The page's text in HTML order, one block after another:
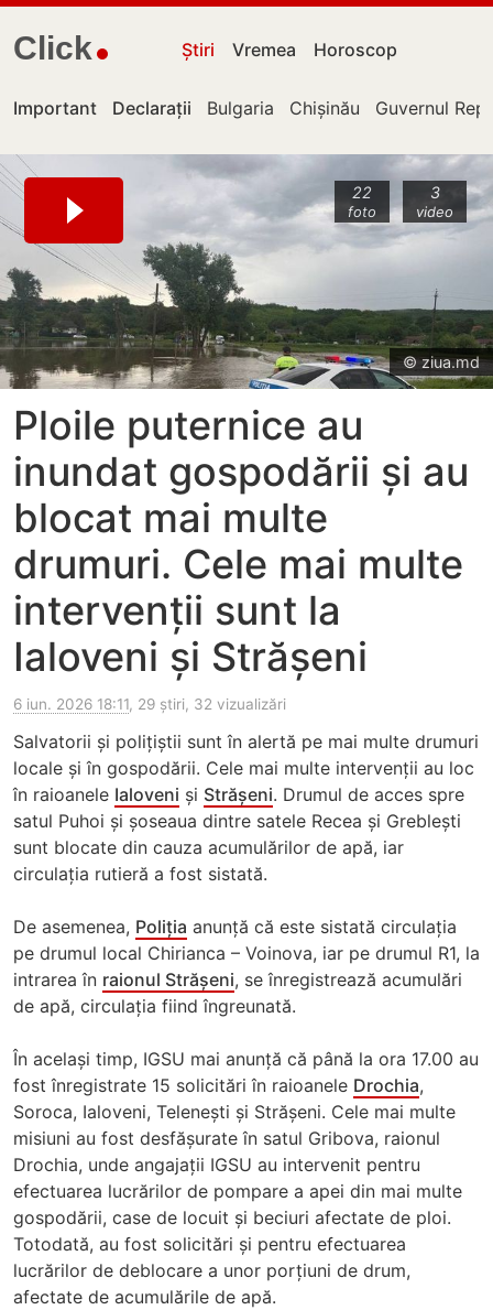
Click Știri Vremea Horoscop
Important Declarații Bulgaria Chișinău Guvernul
22
foto
3
video
© ziua.md
Ploile puternice au
inundat gospodării și au
blocat mai multe
drumuri. Cele mai multe
intervenții sunt la
Ialoveni și Strășeni
6 iun. 2026 18:11, 29 știri, 32 vizualizări
Salvatorii și polițiștii sunt în alertă pe mai multe drumuri
locale și în gospodării. Cele mai multe intervenții au loc
în raioanele Ialoveni și Strășeni. Drumul de acces spre
satul Puhoi și șoseaua dintre satele Recea și Greblești
sunt blocate din cauza acumulărilor de apă, iar
circulația rutieră a fost sistată.
De asemenea, Poliția anunță că este sistată circulația
pe drumul local Chirianca – Voinova, iar pe drumul R1, la
intrarea în raionul Strășeni, se înregistrează acumulări
de apă, circulația fiind îngreunată.
În același timp, IGSU mai anunță că până la ora 17.00 au
fost înregistrate 15 solicitări în raioanele Drochia,
Soroca, Ialoveni, Telenești și Strășeni. Cele mai multe
misiuni au fost desfășurate în satul Gribova, raionul
Drochia, unde angajații IGSU au intervenit pentru
efectuarea lucrărilor de pompare a apei din mai multe
gospodării, case de locuit și beciuri afectate de ploi.
Totodată, au fost solicitări și pentru efectuarea
lucrărilor de deblocare a unor porțiuni de drum,
afectate de acumulările de apă.